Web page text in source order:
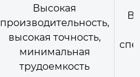
Высокая
производительность,
высокая точность,
минимальная
трудоемкость